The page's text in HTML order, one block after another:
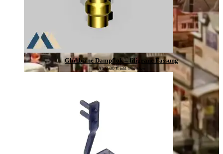
Glühbirne Dampflok – filigrane Fassung
Ab2,00€ inkl. 19% Mwst